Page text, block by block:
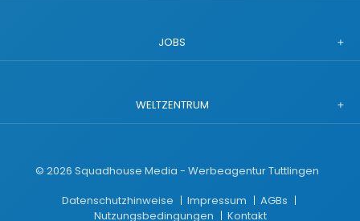
JOBS
WELTZENTRUM
© 2026 Squadhouse Media - Werbeagentur Tuttlingen
Datenschutzhinweise
Impressum
AGBs
Nutzungsbedingungen
Kontakt